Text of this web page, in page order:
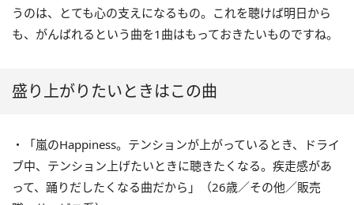
うのは、とても心の支えになるもの。これを聴けば明日から
も、がんばれるという曲を1曲はもっておきたいものですね。
盛り上がりたいときはこの曲
・「嵐のHappiness。テンションが上がっているとき、ドライ
ブ中、テンション上げたいときに聴きたくなる。疾走感があ
って、踊りだしたくなる曲だから」（26歳／その他／販売